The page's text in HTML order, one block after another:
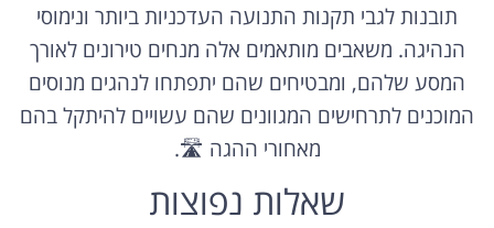
תובנות לגבי תקנות התנועה העדכניות ביותר ונימוסי
הנהיגה. משאבים מותאמים אלה מנחים טירונים לאורך
המסע שלהם, ומבטיחים שהם יתפתחו לנהגים מנוסים
המוכנים לתרחישים המגוונים שהם עשויים להיתקל בהם
מאחורי ההגה 🛣️.
שאלות נפוצות